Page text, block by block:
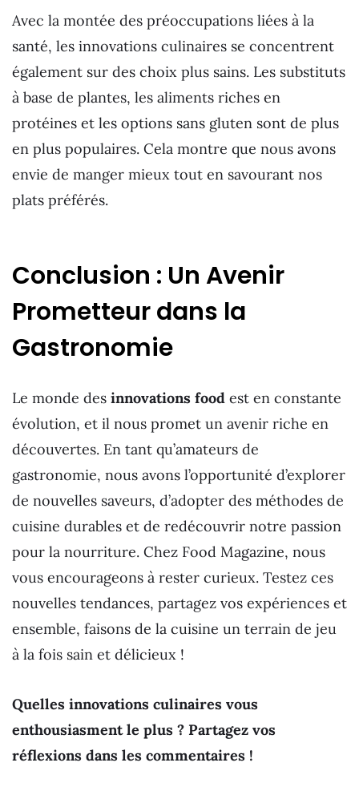
Avec la montée des préoccupations liées à la
santé, les innovations culinaires se concentrent
également sur des choix plus sains. Les substituts
à base de plantes, les aliments riches en
protéines et les options sans gluten sont de plus
en plus populaires. Cela montre que nous avons
envie de manger mieux tout en savourant nos
plats préférés.
Conclusion : Un Avenir
Prometteur dans la
Gastronomie
Le monde des innovations food est en constante
évolution, et il nous promet un avenir riche en
découvertes. En tant qu’amateurs de
gastronomie, nous avons l’opportunité d’explorer
de nouvelles saveurs, d’adopter des méthodes de
cuisine durables et de redécouvrir notre passion
pour la nourriture. Chez Food Magazine, nous
vous encourageons à rester curieux. Testez ces
nouvelles tendances, partagez vos expériences et
ensemble, faisons de la cuisine un terrain de jeu
à la fois sain et délicieux !
Quelles innovations culinaires vous
enthousiasment le plus ? Partagez vos
réflexions dans les commentaires !